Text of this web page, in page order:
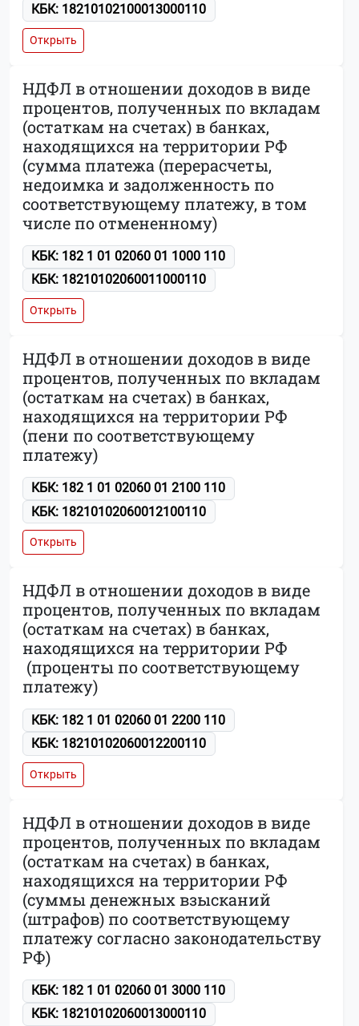
КБК: 18210102100013000110
Открыть
НДФЛ в отношении доходов в виде
процентов, полученных по вкладам
(остаткам на счетах) в банках,
находящихся на территории РФ
(сумма платежа (перерасчеты,
недоимка и задолженность по
соответствующему платежу, в том
числе по отмененному)
КБК: 182 1 01 02060 01 1000 110
КБК: 18210102060011000110
Открыть
НДФЛ в отношении доходов в виде
процентов, полученных по вкладам
(остаткам на счетах) в банках,
находящихся на территории РФ
(пени по соответствующему
платежу)
КБК: 182 1 01 02060 01 2100 110
КБК: 18210102060012100110
Открыть
НДФЛ в отношении доходов в виде
процентов, полученных по вкладам
(остаткам на счетах) в банках,
находящихся на территории РФ
(проценты по соответствующему
платежу)
КБК: 182 1 01 02060 01 2200 110
КБК: 18210102060012200110
Открыть
НДФЛ в отношении доходов в виде
процентов, полученных по вкладам
(остаткам на счетах) в банках,
находящихся на территории РФ
(суммы денежных взысканий
(штрафов) по соответствующему
платежу согласно законодательству
РФ)
КБК: 182 1 01 02060 01 3000 110
КБК: 18210102060013000110